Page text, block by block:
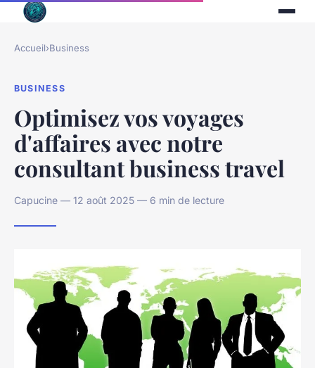
Accueil›Business
BUSINESS
Optimisez vos voyages
d'affaires avec notre
consultant business travel
Capucine — 12 août 2025 — 6 min de lecture